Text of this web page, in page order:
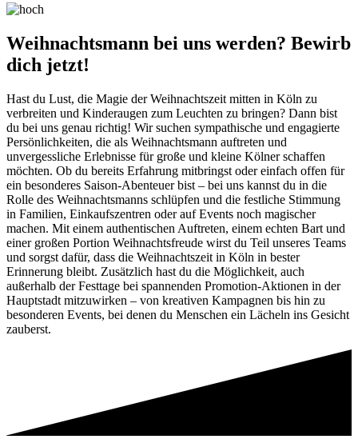
Weihnachtsmann bei uns werden? Bewirb
dich jetzt!
Hast du Lust, die Magie der Weihnachtszeit mitten in Köln zu
verbreiten und Kinderaugen zum Leuchten zu bringen? Dann bist
du bei uns genau richtig! Wir suchen sympathische und engagierte
Persönlichkeiten, die als Weihnachtsmann auftreten und
unvergessliche Erlebnisse für große und kleine Kölner schaffen
möchten. Ob du bereits Erfahrung mitbringst oder einfach offen für
ein besonderes Saison-Abenteuer bist – bei uns kannst du in die
Rolle des Weihnachtsmanns schlüpfen und die festliche Stimmung
in Familien, Einkaufszentren oder auf Events noch magischer
machen. Mit einem authentischen Auftreten, einem echten Bart und
einer großen Portion Weihnachtsfreude wirst du Teil unseres Teams
und sorgst dafür, dass die Weihnachtszeit in Köln in bester
Erinnerung bleibt. Zusätzlich hast du die Möglichkeit, auch
außerhalb der Festtage bei spannenden Promotion-Aktionen in der
Hauptstadt mitzuwirken – von kreativen Kampagnen bis hin zu
besonderen Events, bei denen du Menschen ein Lächeln ins Gesicht
zauberst.